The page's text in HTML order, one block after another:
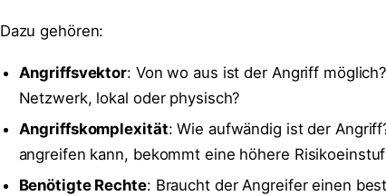
Dazu gehören:
Angriffsvektor: Von wo aus ist der Angriff
Netzwerk, lokal oder physisch?
Angriffskomplexität: Wie aufwändig ist der
angreifen kann, bekommt eine höhere
Benötigte Rechte: Braucht der Angreifer einen